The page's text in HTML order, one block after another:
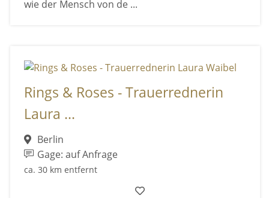
wie der Mensch von de ...
Rings & Roses - Trauerrednerin
Laura ...
Berlin
Gage: auf Anfrage
ca. 30 km entfernt